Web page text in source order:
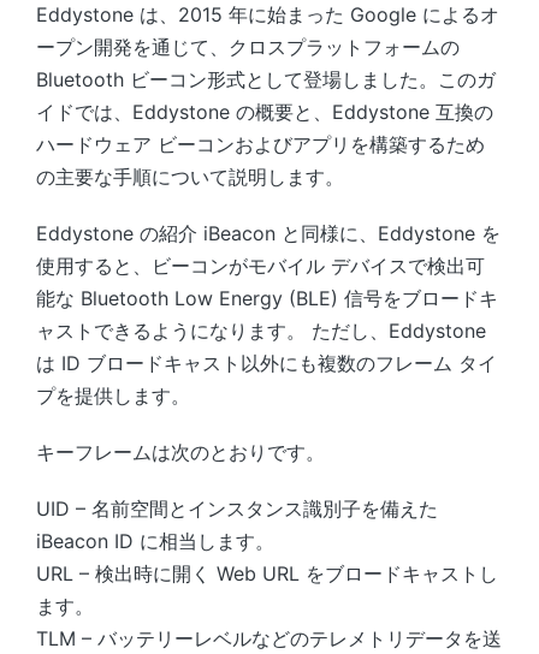
Eddystone は、2015 年に始まった Google によるオ
ープン開発を通じて、クロスプラットフォームの
Bluetooth ビーコン形式として登場しました。このガ
イドでは、Eddystone の概要と、Eddystone 互換の
ハードウェア ビーコンおよびアプリを構築するため
の主要な手順について説明します。
Eddystone の紹介 iBeacon と同様に、Eddystone を
使用すると、ビーコンがモバイル デバイスで検出可
能な Bluetooth Low Energy (BLE) 信号をブロードキ
ャストできるようになります。 ただし、Eddystone
は ID ブロードキャスト以外にも複数のフレーム タイ
プを提供します。
キーフレームは次のとおりです。
UID – 名前空間とインスタンス識別子を備えた
iBeacon ID に相当します。
URL – 検出時に開く Web URL をブロードキャストし
ます。
TLM – バッテリーレベルなどのテレメトリデータを送